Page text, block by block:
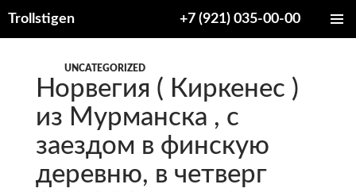
Trollstigen +7 (921) 035-00-00
СОДЕРЖИМОМУUNCATEGORIZED
Норвегия ( Киркенес )
из Мурманска , с
заездом в финскую
деревню, в четверг